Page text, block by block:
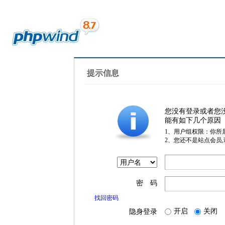
提示信息
您没有登录或者您
能有如下几个原因
1、用户组权限：你所
2、您还不是站点会员
密 码
找回密码
隐身登录 开启 关闭